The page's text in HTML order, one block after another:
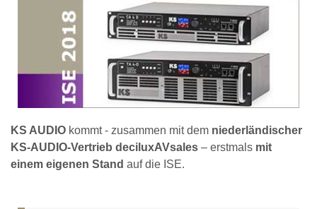
KS AUDIO kommt - zusammen mit dem niederländischer
KS-AUDIO-Vertrieb deciluxAVsales – erstmals mit
einem eigenen Stand auf die ISE.